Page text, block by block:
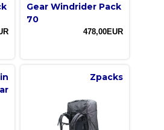
Gear Windrider Pack
70
478,00EUR
Zpacks